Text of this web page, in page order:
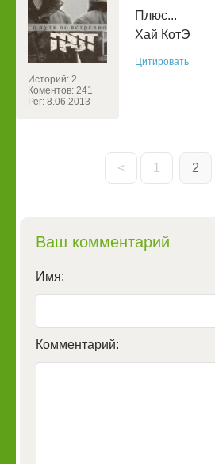
Историй: 2
Коментов: 241
Рег: 8.06.2013
Плюс...
Хай КотЭ
Цитировать
< 1 2
Ваш комментарий
Имя:
Комментарий: